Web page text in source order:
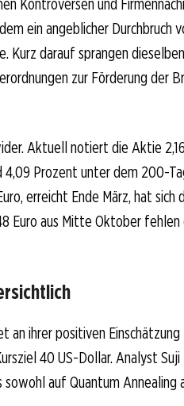
Kontroversen und
ein angeblicher Durchbruch
Kurz darauf sprangen
zur Förderung der
Aktuell notiert die Aktie
Prozent unter dem 200-
erreicht Ende März, hat sich
Euro aus Mitte Oktober fehlen
an ihrer positiven
40 US-Dollar. Analyst
auf Quantum Annealing